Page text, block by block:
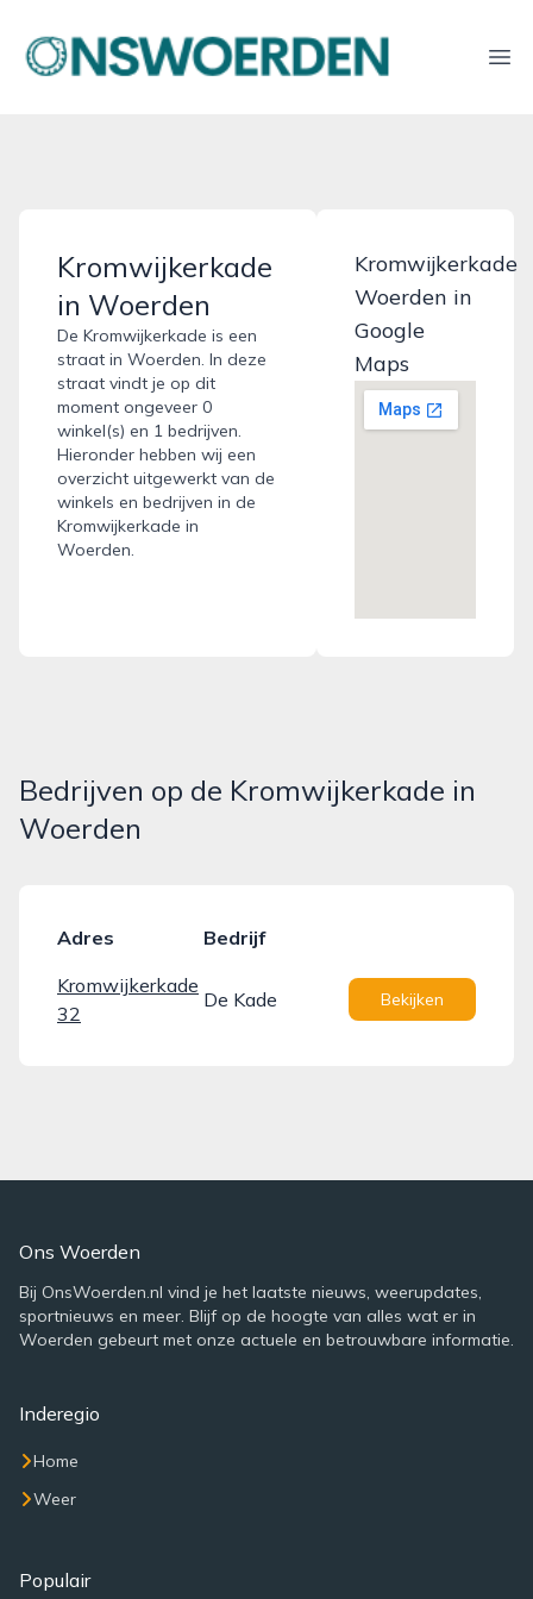
onswoerden.nl
Kromwijkerkade
in Woerden
De Kromwijkerkade is een
straat in Woerden. In deze
straat vindt je op dit
moment ongeveer 0
winkel(s) en 1 bedrijven.
Hieronder hebben wij een
overzicht uitgewerkt van de
winkels en bedrijven in de
Kromwijkerkade in
Woerden.
Kromwijkerkade
Woerden in
Google
Maps
Bedrijven op de Kromwijkerkade in
Woerden
Adres
Bedrijf
Kromwijkerkade
32
De Kade Bekijken
Ons Woerden
Bij OnsWoerden.nl vind je het laatste nieuws, weerupdates,
sportnieuws en meer. Blijf op de hoogte van alles wat er in
Woerden gebeurt met onze actuele en betrouwbare informatie.
Inderegio
Home
Weer
Populair